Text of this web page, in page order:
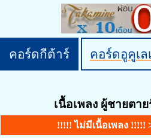
คอร์ดกีต้าร์ คอร์ดอูคูเล
เนื้อเพลง ผู้ชายตา
!!!!! ไม่มีเนื้อเพลง !!!!!